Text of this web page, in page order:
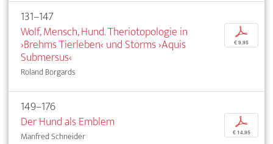
131–147
Wolf, Mensch, Hund. Theriotopologie in
›Brehms Tierleben‹ und Storms ›Aquis
Submersus‹
Roland Borgards
p
€ 9,95
149–176
Der Hund als Emblem
Manfred Schneider
p
€ 14,95